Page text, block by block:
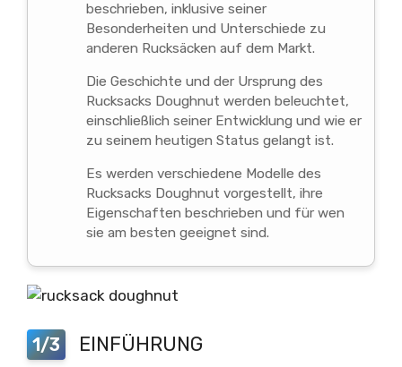
beschrieben, inklusive seiner
Besonderheiten und Unterschiede zu
anderen Rucksäcken auf dem Markt.
Die Geschichte und der Ursprung des
Rucksacks Doughnut werden beleuchtet,
einschließlich seiner Entwicklung und wie er
zu seinem heutigen Status gelangt ist.
Es werden verschiedene Modelle des
Rucksacks Doughnut vorgestellt, ihre
Eigenschaften beschrieben und für wen
sie am besten geeignet sind.
1/3 EINFÜHRUNG